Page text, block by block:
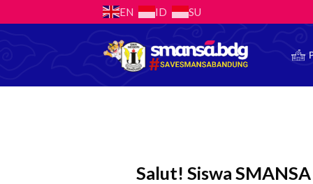
to
EN ID SU
Salut! Siswa